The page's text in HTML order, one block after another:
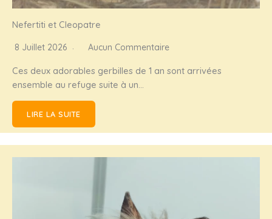
Nefertiti et Cleopatre
8 Juillet 2026 Aucun Commentaire
​Ces deux adorables gerbilles de 1 an sont arrivées
ensemble au refuge suite à un…
LIRE LA SUITE